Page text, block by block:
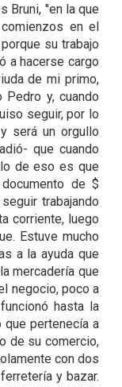
Bruni, "en la que
en el
su trabajo
a hacerse cargo
de mi primo,
y, cuando
seguir, por lo
será un orgullo
que cuando
de eso es que
de $
trabajando
corriente, luego
Estuve mucho
a la ayuda que
mercadería que
negocio, poco a
hasta la
que pertenecía a
de su comercio,
con dos
y bazar.